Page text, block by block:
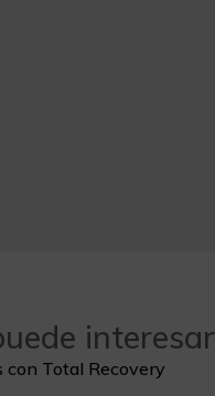
interesar
con Total Recovery